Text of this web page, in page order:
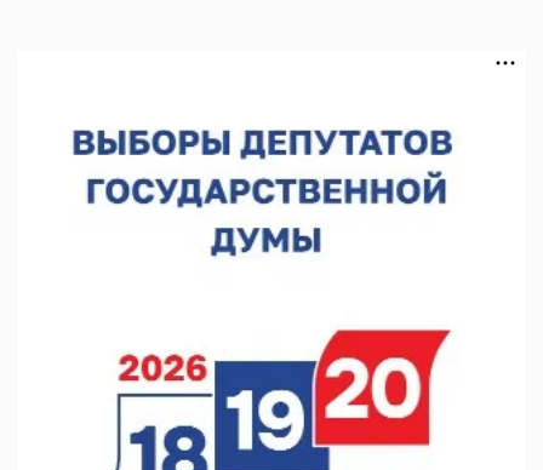
В Нижнем Новгороде отметили 70-летие Дня строителя
07.08.2026 12:04
В Нижегородской области созданы четыре ММЦ
07.08.2026 11:46